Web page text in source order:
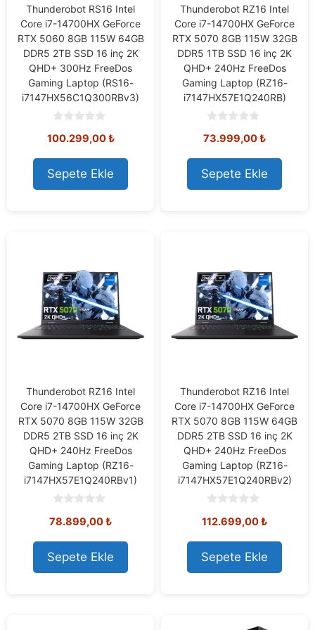
Thunderobot RS16 Intel
Core i7-14700HX GeForce
RTX 5060 8GB 115W 64GB
DDR5 2TB SSD 16 inç 2K
QHD+ 300Hz FreeDos
Gaming Laptop (RS16-
i7147HX56C1Q300RBv3)
o
t
o
f
5
100.299,00₺
Sepete Ekle
Thunderobot RZ16 Intel
Core i7-14700HX GeForce
RTX 5070 8GB 115W 32GB
DDR5 1TB SSD 16 inç 2K
QHD+ 240Hz FreeDos
Gaming Laptop (RZ16-
i7147HX57E1Q240RB)
o
t
o
f
5
73.999,00₺
Sepete Ekle
Thunderobot RZ16 Intel
Core i7-14700HX GeForce
RTX 5070 8GB 115W 32GB
DDR5 2TB SSD 16 inç 2K
QHD+ 240Hz FreeDos
Gaming Laptop (RZ16-
i7147HX57E1Q240RBv1)
o
t
o
f
5
78.899,00₺
Sepete Ekle
Thunderobot RZ16 Intel
Core i7-14700HX GeForce
RTX 5070 8GB 115W 64GB
DDR5 2TB SSD 16 inç 2K
QHD+ 240Hz FreeDos
Gaming Laptop (RZ16-
i7147HX57E1Q240RBv2)
o
t
o
f
5
112.699,00₺
Sepete Ekle